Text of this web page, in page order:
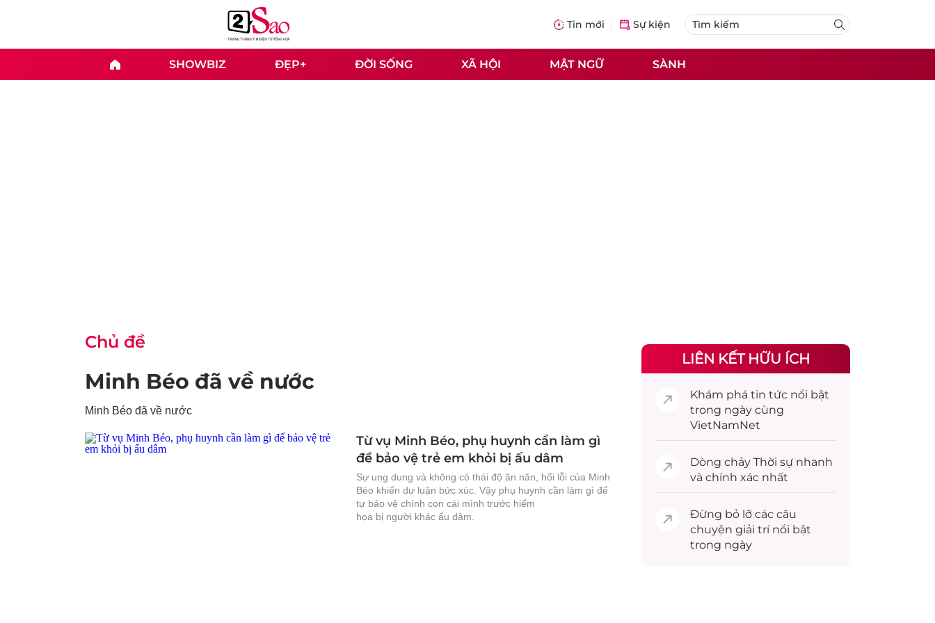
Tin mới Sự kiện
SHOWBIZ ĐẸP+ ĐỜI SỐNG XÃ HỘI MẬT NGỮ SÀNH
Chủ đề
Minh Béo đã về nước
Minh Béo đã về nước
Từ vụ Minh Béo, phụ huynh cần làm gì
để bảo vệ trẻ em khỏi bị ấu dâm
Sự ung dung và không có thái độ ăn năn, hối lỗi của Minh
Béo khiến dư luận bức xúc. Vậy phụ huynh cần làm gì để
tự bảo vệ chính con cái mình trước hiểm
họa bị người khác ấu dâ​​​​​​​m.
LIÊN KẾT HỮU ÍCH
Khám phá tin tức nổi bật
trong ngày cùng
VietNamNet
Dòng chảy Thời sự nhanh
và chính xác nhất
Đừng bỏ lỡ các câu
chuyện giải trínổi bật
trong ngày